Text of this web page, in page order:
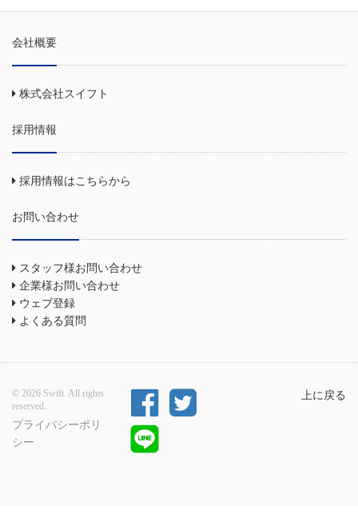
会社概要
株式会社スイフト
採用情報
採用情報はこちらから
お問い合わせ
スタッフ様お問い合わせ
企業様お問い合わせ
ウェブ登録
よくある質問
© 2026 Swift. All rights
reserved.
プライバシーポリ
シー
上に戻る